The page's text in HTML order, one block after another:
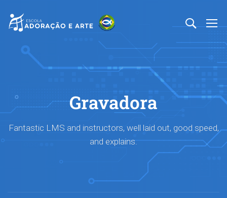
Gravadora
Fantastic LMS and instructors, well laid out, good speed,
and explains.